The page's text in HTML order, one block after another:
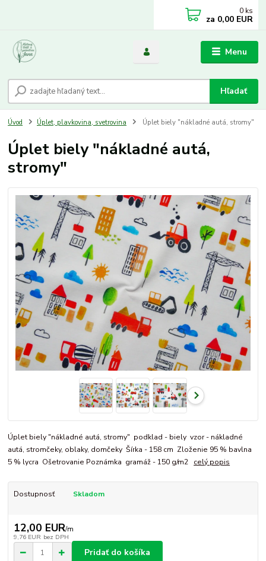
Menu
Hľadať
0 ks
za 0,00 EUR
Úvod Úplet, plavkovina, svetrovina Úplet biely "nákladné autá, stromy"
Úplet biely "nákladné autá,
stromy"
Úplet biely "nákladné autá, stromy" podklad - biely vzor - nákladné
autá, stromčeky, oblaky, domčeky Šírka - 158 cm Zloženie 95 % bavlna
5 % lycra Ošetrovanie Poznámka gramáž - 150 g/m2 celý popis
Dostupnosť Skladom
12,00 EUR/m
9,76 EUR bez DPH
Pridať do košíka